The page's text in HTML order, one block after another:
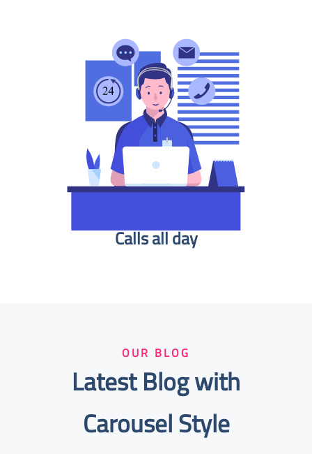
Calls all day
OUR BLOG
Latest Blog with
Carousel Style